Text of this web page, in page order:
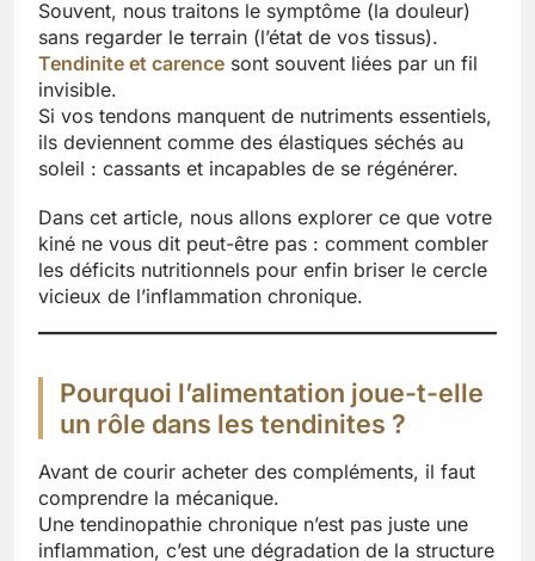
Souvent, nous traitons le symptôme (la douleur)
sans regarder le terrain (l’état de vos tissus).
Tendinite et carence sont souvent liées par un fil
invisible.
Si vos tendons manquent de nutriments essentiels,
ils deviennent comme des élastiques séchés au
soleil : cassants et incapables de se régénérer.
Dans cet article, nous allons explorer ce que votre
kiné ne vous dit peut-être pas : comment combler
les déficits nutritionnels pour enfin briser le cercle
vicieux de l’inflammation chronique.
Pourquoi l’alimentation joue-t-elle
un rôle dans les tendinites ?
Avant de courir acheter des compléments, il faut
comprendre la mécanique.
Une tendinopathie chronique n’est pas juste une
inflammation, c’est une dégradation de la structure